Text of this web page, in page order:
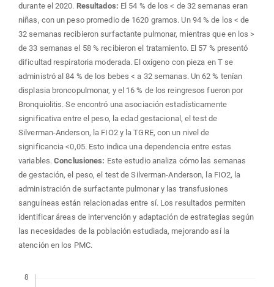
durante el 2020. Resultados: El 54 % de los < de 32 semanas eran
niñas, con un peso promedio de 1620 gramos. Un 94 % de los < de
32 semanas recibieron surfactante pulmonar, mientras que en los >
de 33 semanas el 58 % recibieron el tratamiento. El 57 % presentó
dificultad respiratoria moderada. El oxígeno con pieza en T se
administró al 84 % de los bebes < a 32 semanas. Un 62 % tenían
displasia broncopulmonar, y el 16 % de los reingresos fueron por
Bronquiolitis. Se encontró una asociación estadísticamente
significativa entre el peso, la edad gestacional, el test de
Silverman-Anderson, la FIO2 y la TGRE, con un nivel de
significancia <0,05. Esto indica una dependencia entre estas
variables.Conclusiones: Este estudio analiza cómo las semanas
de gestación, el peso, el test de Silverman-Anderson, la FIO2, la
administración de surfactante pulmonar y las transfusiones
sanguíneas están relacionadas entre sí. Los resultados permiten
identificar áreas de intervención y adaptación de estrategias según
las necesidades de la población estudiada, mejorando así la
atención en los PMC.